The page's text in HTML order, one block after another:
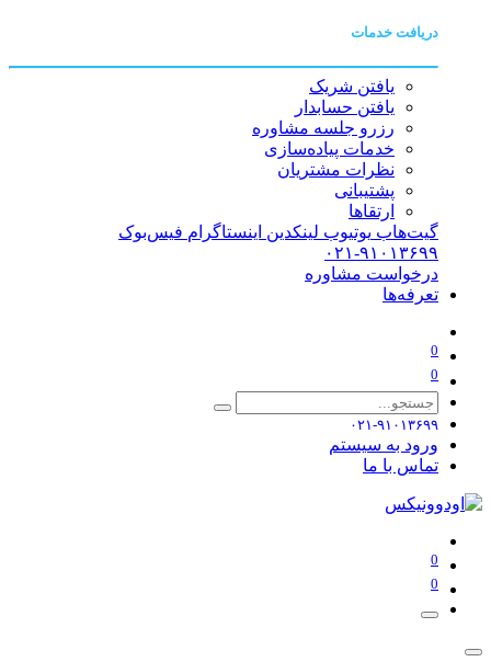
دریافت خدمات
یافتن شریک
یافتن حسابدار
رزرو جلسه مشاوره
خدمات پیاده‌سازی
نظرات مشتریان
پشتیبانی
ارتقاها
گیت‌هاب یوتیوب لینکدین اینستاگرام فیس‌بوک
۰۲۱-۹۱۰۱۳۶۹۹
درخواست مشاوره
تعرفه‌ها
0
0
۰۲۱-۹۱۰۱۳۶۹۹
ورود به سیستم
تماس با ما
0
0